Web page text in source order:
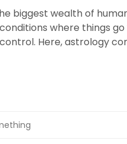
biggest wealth of
where things
Here, astrology